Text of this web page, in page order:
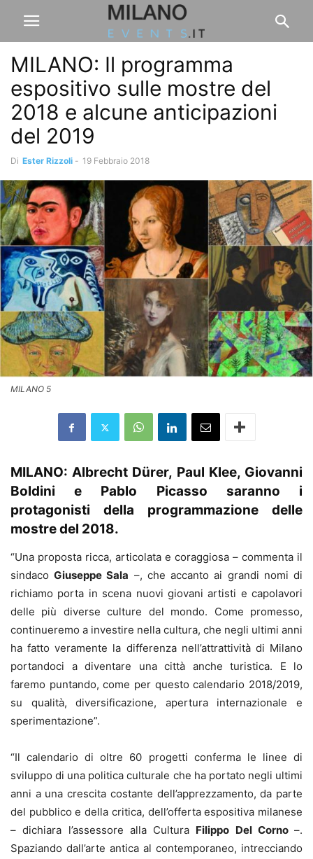
MILANO: Il programma
espositivo sulle mostre del
2018 e alcune anticipazioni
del 2019
Di Ester Rizzoli - 19 Febbraio 2018
MILANO 5
MILANO: Albrecht Dürer, Paul Klee, Giovanni
Boldini e Pablo Picasso saranno i
protagonisti della programmazione delle
mostre del 2018.
“Una proposta ricca, articolata e coraggiosa – commenta il
sindacoGiuseppe Sala –, che accanto ai grandi nomi di
richiamo porta in scena nuovi giovani artisti e capolavori
delle più diverse culture del mondo. Come promesso,
continueremo a investire nella cultura, che negli ultimi anni
ha fatto veramente la differenza nell’attrattività di Milano
portandoci a diventare una città anche turistica. E lo
faremo puntando, come per questo calendario 2018/2019,
su qualità, diversificazione, apertura internazionale e
sperimentazione”.
“Il calendario di oltre 60 progetti conferma le linee di
sviluppo di una politica culturale che ha portato negli ultimi
anni a una crescita costante dell’apprezzamento, da parte
del pubblico e della critica, dell’offerta espositiva milanese
– dichiara l’assessore alla Cultura Filippo Del Corno –.
Spaziando dall’arte antica al contemporaneo, intrecciando